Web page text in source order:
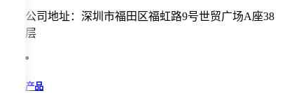
公司地址：深圳市福田区福虹路9号世贸广场A座38
层
产品